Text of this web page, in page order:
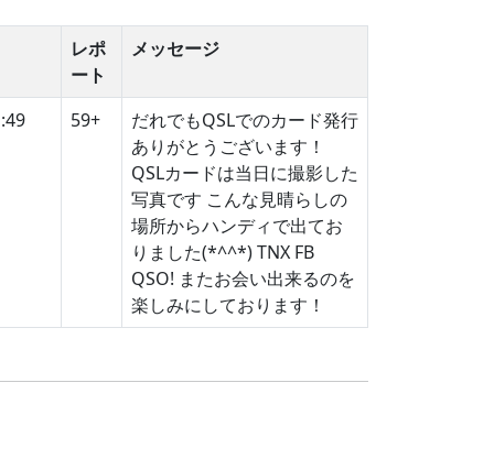
レポ
ート
メッセージ
59+
だれでもQSLでのカード発行
ありがとうございます！
QSLカードは当日に撮影した
写真です こんな見晴らしの
場所からハンディで出てお
りました(*^^*) TNX FB
QSO! またお会い出来るのを
楽しみにしております！